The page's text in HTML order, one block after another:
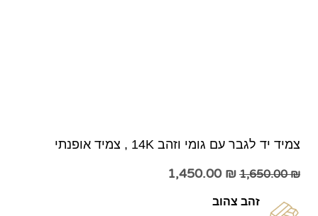
צמיד יד לגבר עם גומי וזהב 14K , צמיד אופנתי
1,650.00₪
1,450.00 ₪
זהב צהוב